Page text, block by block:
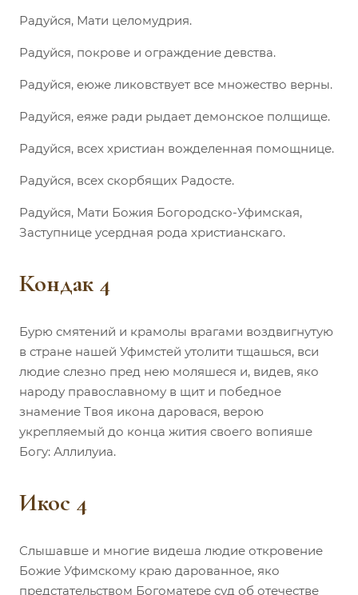
Радуйся, Мати целомудрия.
Радуйся, покрове и ограждение девства.
Радуйся, еюже ликовствует все множество верны.
Радуйся, еяже ради рыдает демонское полщище.
Радуйся, всех христиан вожделенная помощнице.
Радуйся, всех скорбящих Радосте.
Радуйся, Мати Божия Богородско-Уфимская,
Заступнице усердная рода христианскаго.
Кондак 4
Бурю смятений и крамолы врагами воздвигнутую
в стране нашей Уфимстей утолити тщашься, вси
людие слезно пред нею моляшеся и, видев, яко
народу православному в щит и победное
знамение Твоя икона даровася, верою
укрепляемый до конца жития своего вопияше
Богу: Аллилуиа.
Икос 4
Слышавше и многие видеша людие откровение
Божие Уфимскому краю дарованное, яко
предстательством Богоматере суд об отечестве